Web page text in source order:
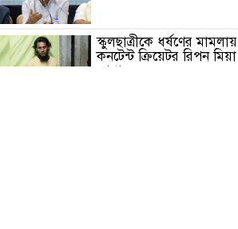
স্কুলছাত্রীকে ধর্ষণের মামলায়
কনটেন্ট ক্রিয়েটর রিপন মিয়া
গ্রেপ্তার